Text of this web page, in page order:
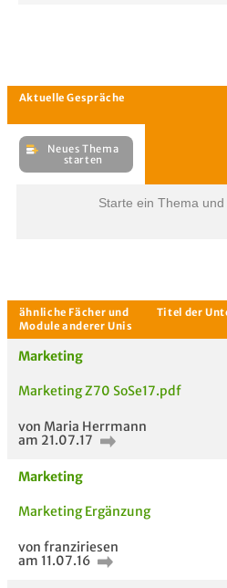
Passende Stellenanzeigen
Starte ein Thema und
Marketing
Marketing Z70 SoSe17.pdf
von Maria Herrmann
am 21.07.17
Marketing
Marketing Ergänzung
von franziriesen
am 11.07.16